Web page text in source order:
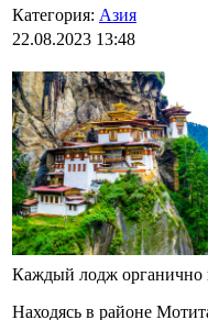
Категория: Азия
22.08.2023 13:48
Каждый лодж органично
Находясь в районе